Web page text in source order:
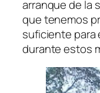
arranque de la
que tenemos
suficiente para
durante estos